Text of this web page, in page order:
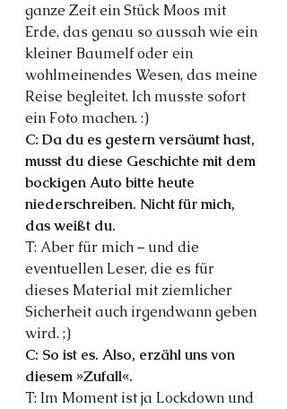
ganze Zeit ein Stück Moos mit
Erde, das genau so aussah wie ein
kleiner Baumelf oder ein
wohlmeinendes Wesen, das meine
Reise begleitet. Ich musste sofort
ein Foto machen. :)
C: Da du es gestern versäumt hast,
musst du diese Geschichte mit dem
bockigen Auto bitte heute
niederschreiben. Nicht für mich,
das weißt du.
T: Aber für mich – und die
eventuellen Leser, die es für
dieses Material mit ziemlicher
Sicherheit auch irgendwann geben
wird. ;)
C: So ist es. Also, erzähl uns von
diesem »Zufall«.
T: Im Moment ist ja Lockdown und